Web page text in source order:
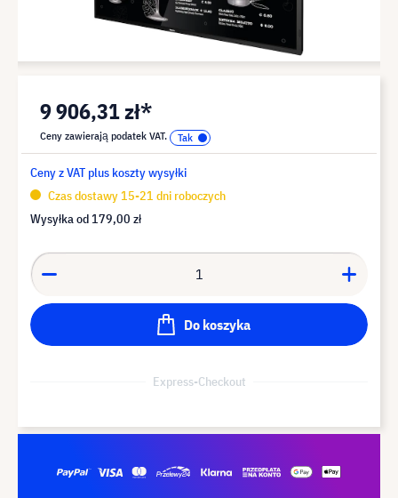
9 906,31 zł*
Ceny zawierają podatek VAT.
Ceny z VAT plus koszty wysyłki
Czas dostawy 15-21 dni roboczych
Wysyłka od 179,00 zł
Do koszyka
Express-Checkout